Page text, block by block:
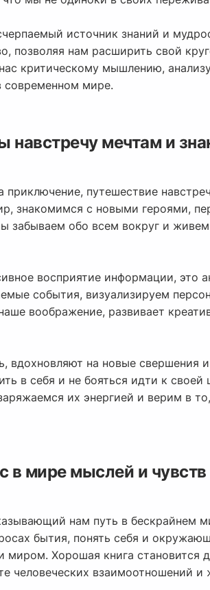
источник знаний и
позволяя нам расширить свой
критическому мышлению,
современном мире.
навстречу мечтам и
приключение, путешествие
знакомимся с новыми героями,
забываем обо всем вокруг и
восприятие информации,
события, визуализируем
воображение, развивает
вдохновляют на новые
в себя и не бояться идти к
их энергией и верим в
в мире мыслей и чувств
нам путь в бескрайнем
бытия, понять себя и
миром. Хорошая книга
человеческих взаимоотношений и